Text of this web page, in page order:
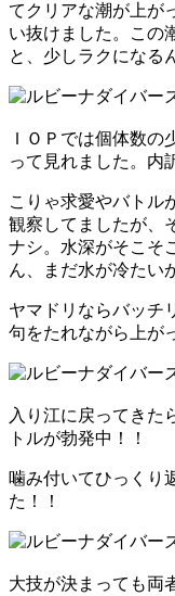
てクリアな潮が上が
い抜けました。この
と、少しラクになる
ＩＯＰでは個体数の
って見れました。内
こりゃ求愛やバトル
観察してましたが、
ナシ。水深がそこそ
ん、まだ水が冷たい
ヤマドリならバッチ
句をたれながら上が
入り江に戻ってきた
トルが勃発中！！
噛み付いてひっくり
た！！
大技が決まっても両